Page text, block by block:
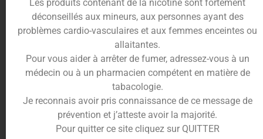
sucrée,Liquideoa sélectionné des pommes ayant
une saveur légèrement acidulée.
Lapoire, fruit charnu et juteux qui a une chair
tendre et sucrée vient donc parfaitement adoucir
la saveur despommes.
Vous l’aurez donc compris, lee-liquide Galopin
50mlest le mariage parfait des arômes de ces
deux fruits très appréciés de tous, offrant une
combinaison de saveurs inimitables.
Les produits contenant de la nicotine sont fortement
déconseillés aux mineurs, aux personnes ayant des
problèmes cardio-vasculaires et aux femmes enceintes ou
allaitantes.
Pour vous aider à arrêter de fumer, adressez-vous à un
médecin ou à un pharmacien compétent en matière de
tabacologie.
Je reconnais avoir pris connaissance de ce message de
prévention et j’atteste avoir la majorité.
Pour quitter ce site cliquez sur QUITTER